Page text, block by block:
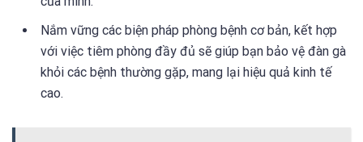
Nắm vững các biện pháp phòng bệnh cơ bản, kết hợp
với việc tiêm phòng đầy đủ sẽ giúp bạn bảo vệ đàn gà
khỏi các bệnh thường gặp, mang lại hiệu quả kinh tế
cao.